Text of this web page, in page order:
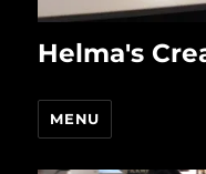
Helma's
MENU